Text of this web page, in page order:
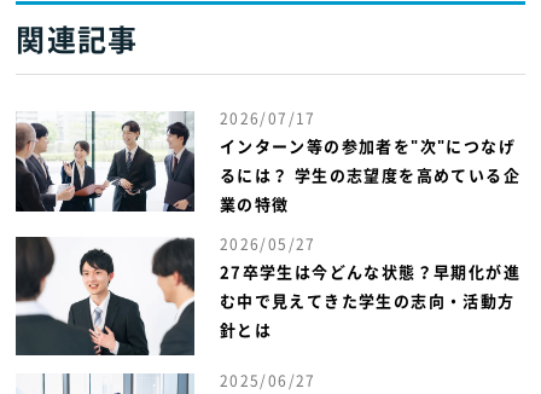
関連記事
2026/07/17
インターン等の参加者を"次"につなげ
るには？ 学生の志望度を高めている企
業の特徴
2026/05/27
27卒学生は今どんな状態？早期化が進
む中で見えてきた学生の志向・活動方
針とは
2025/06/27